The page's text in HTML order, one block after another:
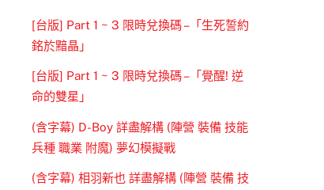
[台版] Part 1 ~ 3 限時兌換碼 –「生死誓約
銘於黯晶」
[台版] Part 1 ~ 3 限時兌換碼 –「覺醒! 逆
命的雙星」
(含字幕) D-Boy 詳盡解構 (陣營 裝備 技能
兵種 職業 附魔) 夢幻模擬戰
(含字幕) 相羽新也 詳盡解構 (陣營 裝備 技